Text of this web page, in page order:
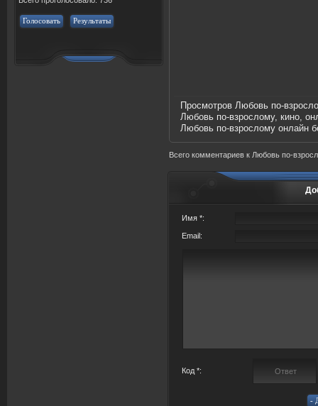
Голосовать Результаты
Просмотров Любовь по-
Любовь по-взрослому, кино,
Любовь по-взрослому онлайн
Всего комментариев к Любовь по-
Имя *:
Email:
Код *: